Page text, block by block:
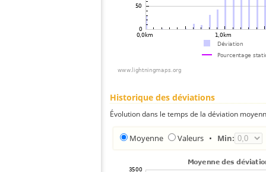
Historique des déviations
Évolution dans le temps de la déviation
Moyenne Valeurs • Min: